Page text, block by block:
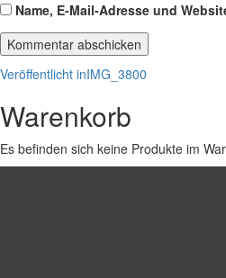
Name, E-Mail-Adresse und
Beitragsnavigation
Veröffentlicht inIMG_3800
Warenkorb
Es befinden sich keine Produkte im